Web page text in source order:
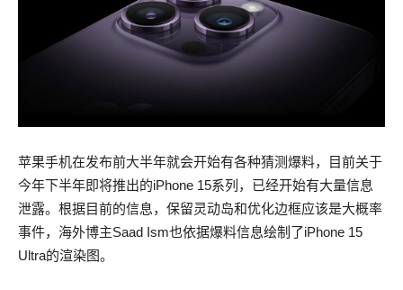
苹果手机在发布前大半年就会开始有各种猜测爆料，目前关于
今年下半年即将推出的iPhone 15系列，已经开始有大量信息
泄露。根据目前的信息，保留灵动岛和优化边框应该是大概率
事件，海外博主Saad Ism也依据爆料信息绘制了iPhone 15
Ultra的渲染图。